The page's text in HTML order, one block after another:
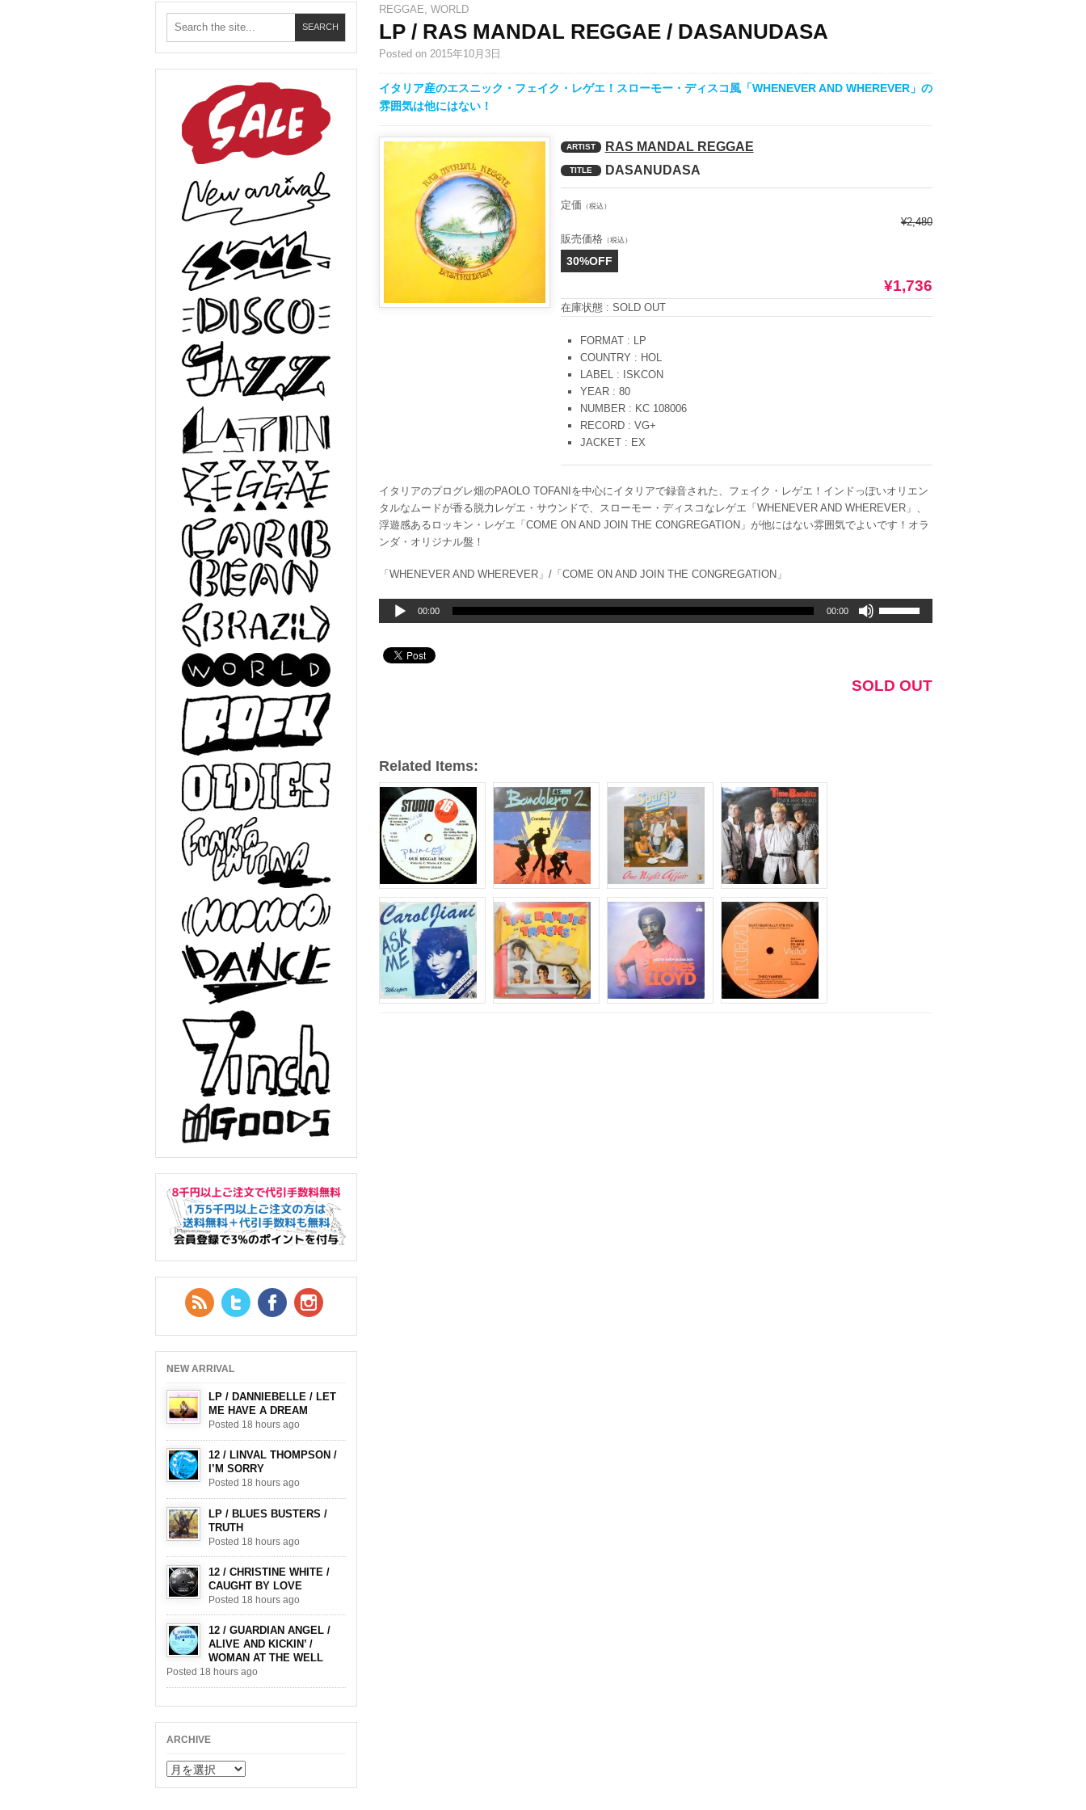
REGGAE, WORLD
LP / RAS MANDAL REGGAE / DASANUDASA
Posted on 2015年10月3日
イタリア産のエスニック・フェイク・レゲエ！スローモー・ディスコ風「WHENEVER AND WHEREVER」の
雰囲気は他にはない！
ARTIST RAS MANDAL REGGAE
TITLE DASANUDASA
定価 （税込）
¥2,480
販売価格（税込）
30%OFF
¥1,736
在庫状態 : SOLD OUT
FORMAT : LP
COUNTRY : HOL
LABEL : ISKCON
YEAR : 80
NUMBER : KC 108006
RECORD : VG+
JACKET : EX
イタリアのプログレ畑のPAOLO TOFANIを中心にイタリアで録音された、フェイク・レゲエ！インドっぽいオリエン
タルなムードが香る脱力レゲエ・サウンドで、スローモー・ディスコなレゲエ「WHENEVER AND WHEREVER」、
浮遊感あるロッキン・レゲエ「COME ON AND JOIN THE CONGREGATION」が他にはない雰囲気でよいです！オラ
ンダ・オリジナル盤！
「WHENEVER AND WHEREVER」/「COME ON AND JOIN THE CONGREGATION」
声
レ
00:00 00:00
ボ
リ
調
SOLD OUT
Related Items:
RSS FeedTwitter Facebook
NEW ARRIVAL
LP / DANNIEBELLE / LET
ME HAVE A DREAM
Posted 18 hours ago
12 / LINVAL THOMPSON /
I’M SORRY
Posted 18 hours ago
LP / BLUES BUSTERS /
TRUTH
Posted 18 hours ago
12 / CHRISTINE WHITE /
CAUGHT BY LOVE
Posted 18 hours ago
12 / GUARDIAN ANGEL /
ALIVE AND KICKIN’ /
WOMAN AT THE WELL
Posted 18 hours ago
ARCHIVE
ARCHIVE